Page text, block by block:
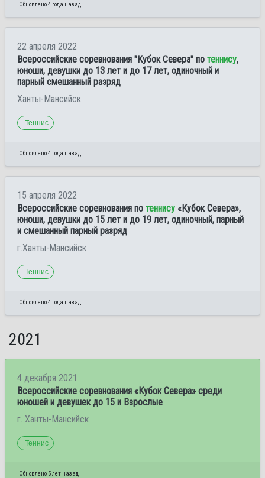
Обновлено 4 года назад
22 апреля 2022
Всероссийские соревнования "Кубок Севера" по теннису,
юноши, девушки до 13 лет и до 17 лет, одиночный и
парный смешанный разряд
Ханты-Мансийск
Теннис
Обновлено 4 года назад
15 апреля 2022
Всероссийские соревнования по теннису «Кубок Севера»,
юноши, девушки до 15 лет и до 19 лет, одиночный, парный
и смешанный парный разряд
г.Ханты-Мансийск
Теннис
Обновлено 4 года назад
2021
4 декабря 2021
Всероссийские соревнования «Кубок Севера» среди
юношей и девушек до 15 и Взрослые
г. Ханты-Мансийск
Теннис
Обновлено 5 лет назад